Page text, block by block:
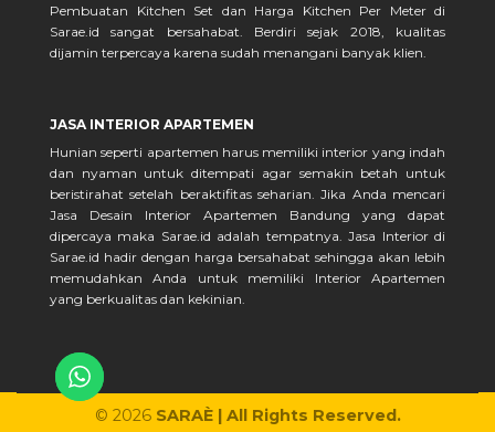
Pembuatan Kitchen Set dan Harga Kitchen Per Meter di
Sarae.id sangat bersahabat. Berdiri sejak 2018, kualitas
dijamin terpercaya karena sudah menangani banyak klien.
JASA INTERIOR APARTEMEN
Hunian seperti apartemen harus memiliki interior yang indah
dan nyaman untuk ditempati agar semakin betah untuk
beristirahat setelah beraktifitas seharian. Jika Anda mencari
Jasa Desain Interior Apartemen Bandung yang dapat
dipercaya maka Sarae.id adalah tempatnya. Jasa Interior di
Sarae.id hadir dengan harga bersahabat sehingga akan lebih
memudahkan Anda untuk memiliki Interior Apartemen
yang berkualitas dan kekinian.
© 2026 SARAÈ | All Rights Reserved.